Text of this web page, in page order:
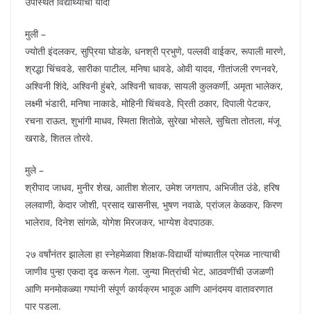
मुली –
ज्योती इंदलकर, सुप्रिया घोडके, धनश्री प्रभुणे, पल्लवी वाईकर, रूपाली मारणे,
श्रद्धा चिंचवडे, सारीका पाटील, मनिषा धावडे, ओवी यादव, गीतांजली रणनवरे,
अश्विनी शिंदे, अश्विनी हुंबरे, अश्विनी चावक, सायली कुलकर्णी, अमृता भालेकर,
लक्ष्मी भंडारी, मनिषा नाकाडे, मोहिनी चिंचवडे, प्रिती ठकार, दिपाली पेटकर,
रचना राऊत, शुभांगी माधव, स्मिता शितोळे, सुरेखा भोसले, सुचिता तोतला, मंजू
खराडे, शितल तोरवे.
मुले –
श्रीपाद जाधव, मुनीर शेख, आतीश शेलार, उमेश जगताप, अभिजीत उंडे, हरिष
ललवाणी, केदार जोशी, प्रसाद खासनीस, भुषण नवाळे, प्रांजल केळकर, किरण
भालेराव, दिनेश सांगळे, योगेश मिरजकर, भाग्येश वेदपाठक.
२७ वर्षांनंतर झालेला हा स्नेहमेळावा शिक्षक-विद्यार्थी यांच्यातील प्रेमळ नात्याची
जाणीव पुन्हा एकदा दृढ करून गेला. जुन्या मित्रांची भेट, आठवणींची उजळणी
आणि मनमोकळ्या गप्पांनी संपूर्ण कार्यक्रम भावूक आणि आनंदमय वातावरणात
पार पडला.